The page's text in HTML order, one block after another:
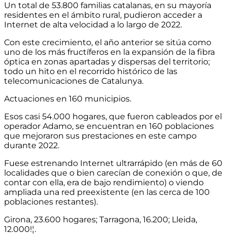
Un total de 53.800 familias catalanas, en su mayoría
residentes en el ámbito rural, pudieron acceder a
Internet de alta velocidad a lo largo de 2022.
Con este crecimiento, el año anterior se sitúa como
uno de los más fructíferos en la expansión de la fibra
óptica en zonas apartadas y dispersas del territorio;
todo un hito en el recorrido histórico de las
telecomunicaciones de Catalunya.
Actuaciones en 160 municipios.
Esos casi 54.000 hogares, que fueron cableados por el
operador Adamo, se encuentran en 160 poblaciones
que mejoraron sus prestaciones en este campo
durante 2022.
Fuese estrenando Internet ultrarrápido (en más de 60
localidades que o bien carecían de conexión o que, de
contar con ella, era de bajo rendimiento) o viendo
ampliada una red preexistente (en las cerca de 100
poblaciones restantes).
Girona, 23.600 hogares; Tarragona, 16.200; Lleida,
12.000!¦.